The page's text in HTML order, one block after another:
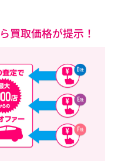
買取価格が提示！